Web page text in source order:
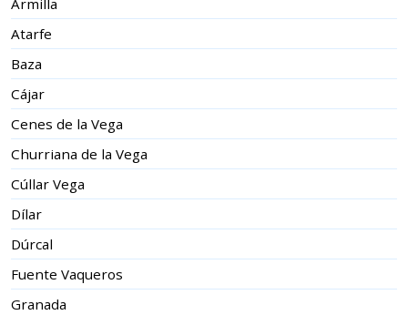
Armilla
Atarfe
Baza
Cájar
Cenes de la Vega
Churriana de la Vega
Cúllar Vega
Dílar
Dúrcal
Fuente Vaqueros
Granada